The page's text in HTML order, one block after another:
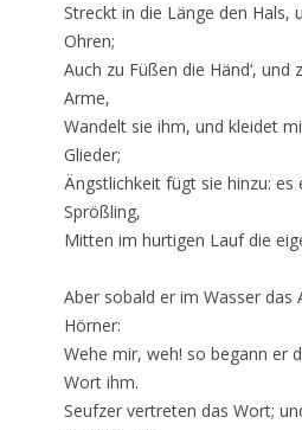
Streckt in die Länge den Hals,
Ohren;
Auch zu Füßen die Händ‘, und
Arme,
Wandelt sie ihm, und kleidet
Glieder;
Ängstlichkeit fügt sie hinzu:
Sprößling,
Mitten im hurtigen Lauf die
Aber sobald er im Wasser das
Hörner:
Wehe mir, weh! so begann er
Wort ihm.
Seufzer vertreten das Wort;